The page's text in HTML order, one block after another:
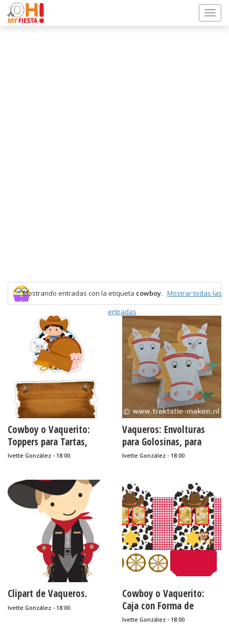
Mostrando entradas con la etiqueta cowboy. Mostrar todas las
entradas
Cowboy o Vaquerito:
Toppers para Tartas,
Tortas, Pasteles,
Imprimir Gratis.
Ivette González - 18:00
Vaqueros: Envolturas
para Golosinas, para
Imprimir Gratis.
Ivette González - 18:00
Clipart de Vaqueros.
Ivette González - 18:00
Cowboy o Vaquerito:
Caja con Forma de
Carruaje para Imprimir
Ivette González - 18:00